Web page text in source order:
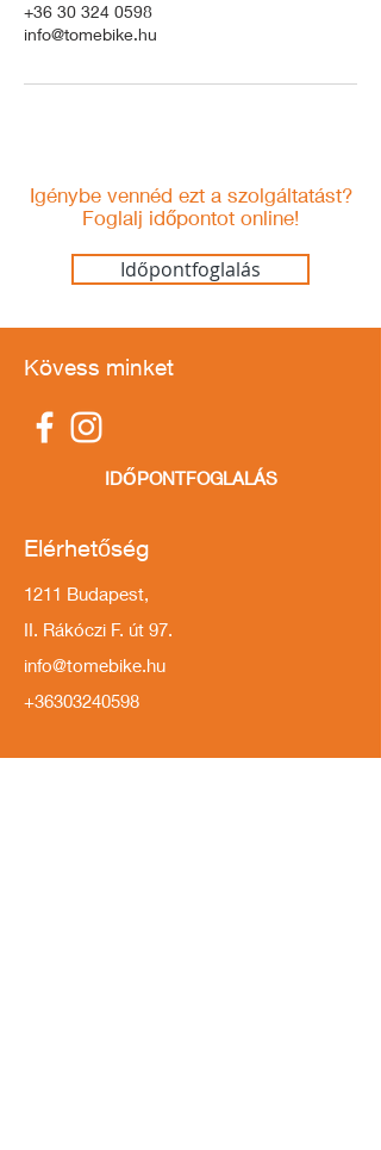
+36 30 324 0598
info@tomebike.hu
Igénybe vennéd ezt a szolgáltatást?
Foglalj időpontot online!
Időpontfoglalás
Kövess minket
IDŐPONTFOGLALÁS
Elérhetőség
1211 Budapest,
II. Rákóczi F. út 97.
info@tomebike.hu
+36303240598